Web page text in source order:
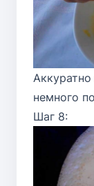
немного
Шаг 8: